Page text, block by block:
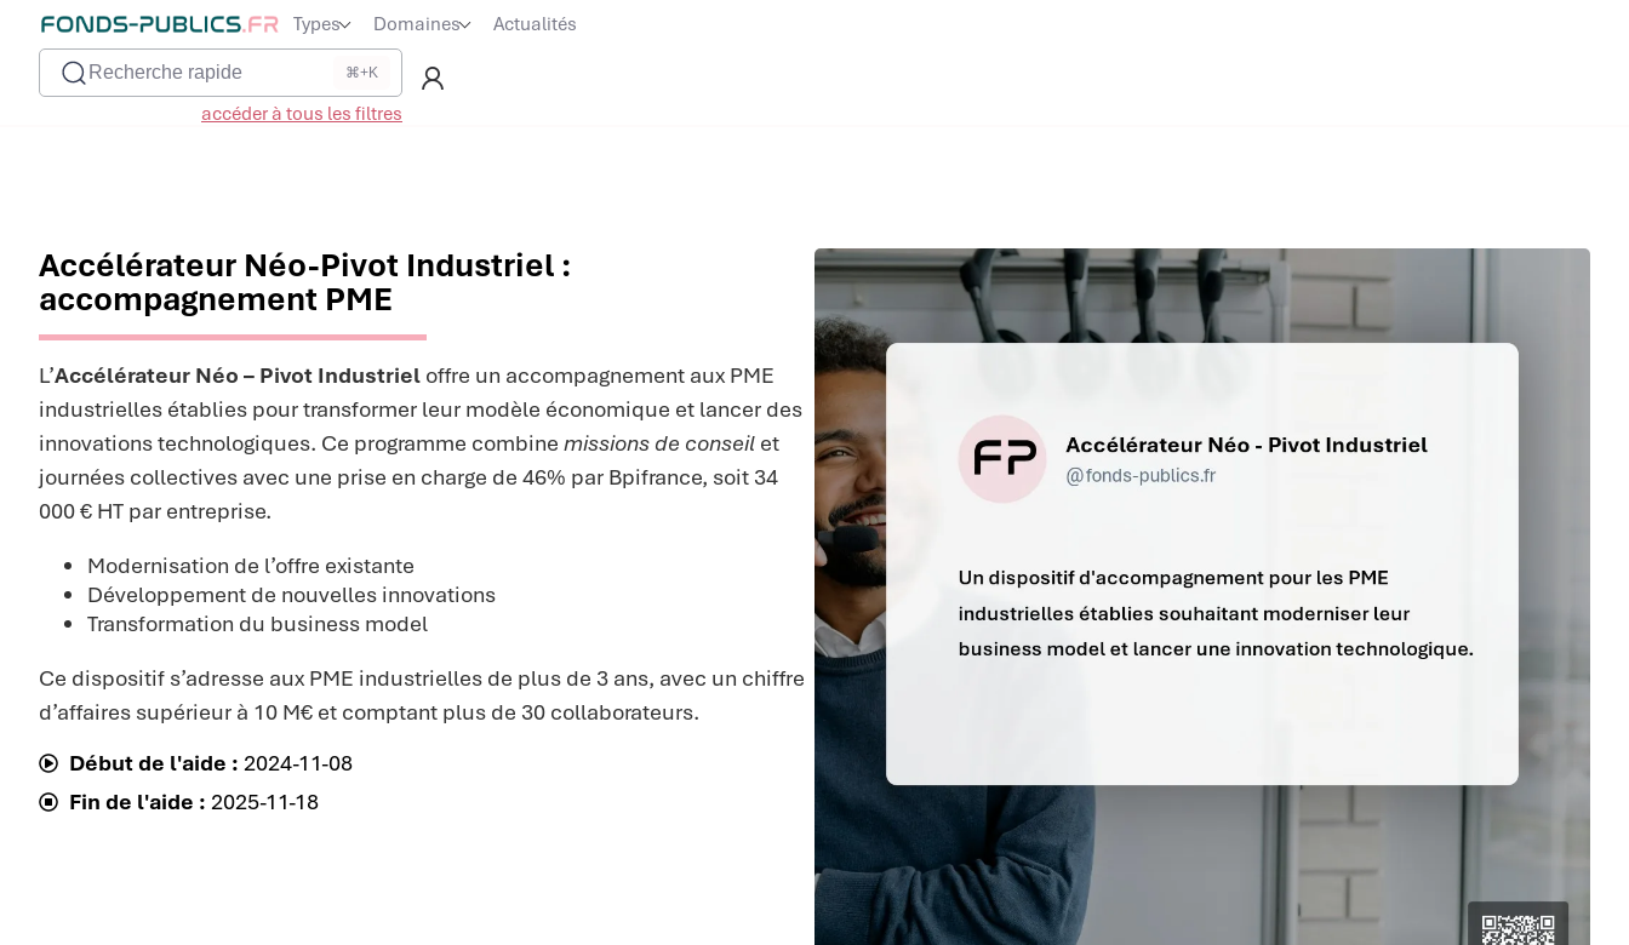
Types Domaines Actualités
Recherche rapide ⌘+K
accéder à tous les filtres
Accélérateur Néo-Pivot Industriel :
accompagnement PME
L’Accélérateur Néo – Pivot Industriel offre un accompagnement aux PME
industrielles établies pour transformer leur modèle économique et lancer des
innovations technologiques. Ce programme combine missions de conseil et
journées collectives avec une prise en charge de 46% par Bpifrance, soit 34
000 € HT par entreprise.
Modernisation de l’offre existante
Développement de nouvelles innovations
Transformation du business model
Ce dispositif s’adresse aux PME industrielles de plus de 3 ans, avec un chiffre
d’affaires supérieur à 10 M€ et comptant plus de 30 collaborateurs.
Début de l'aide : 2024-11-08
Fin de l'aide : 2025-11-18